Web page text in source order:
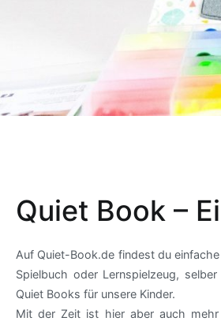
Quiet Book –
Auf Quiet-Book.de findest du
Spielbuch oder Lernspielzeug,
Quiet Books für unsere Kinder.
Mit der Zeit ist hier aber auch mehr